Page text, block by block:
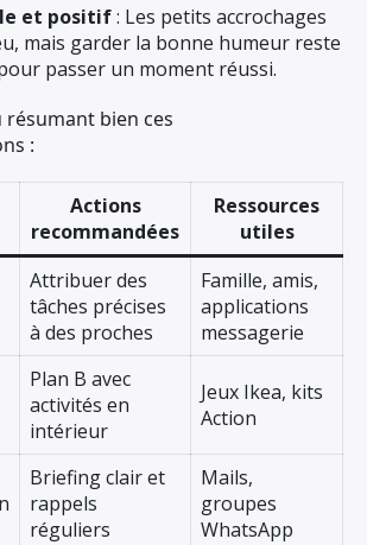
et positif: Les petits accrochages
mais garder la bonne humeur reste
passer un moment réussi.
bien ces
:
Actions
recommandées
Ressources
utiles
Attribuer des
tâches précises
à des proches
Famille, amis,
applications
messagerie
Plan B avec
activités en
intérieur
Jeux Ikea, kits
Action
Briefing clair et
rappels
réguliers
Mails,
groupes
WhatsApp